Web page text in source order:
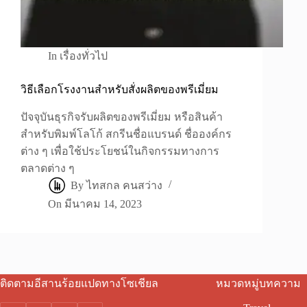
In เรื่องทั่วไป
วิธีเลือกโรงงานสำหรับสั่งผลิตของพรีเมี่ยม
ปัจจุบันธุรกิจรับผลิตของพรีเมี่ยม หรือสินค้า
สำหรับพิมพ์โลโก้ สกรีนชื่อแบรนด์ ชื่อองค์กร
ต่าง ๆ เพื่อใช้ประโยชน์ในกิจกรรมทางการ
ตลาดต่าง ๆ
By ไทสกล คนสว่าง
On มีนาคม 14, 2023
ติดตามอีสานร้อยแปดทางโซเชียล หมวดหมู่บทความ